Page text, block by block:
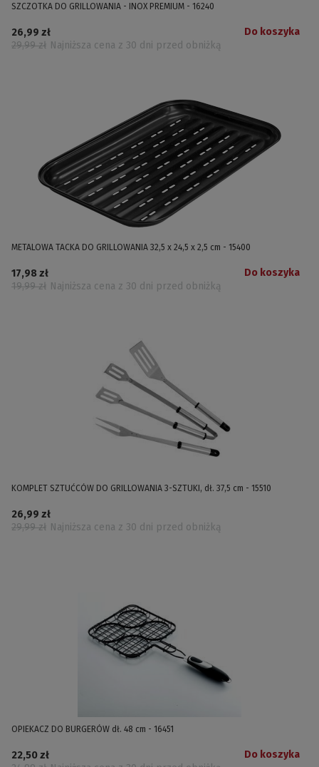
SZCZOTKA DO GRILLOWANIA - INOX PREMIUM - 16240
26,99 zł
29,99 zł Najniższa cena z 30 dni przed obniżką
Do koszyka
METALOWA TACKA DO GRILLOWANIA 32,5 x 24,5 x 2,5 cm - 15400
17,98 zł
19,99 zł Najniższa cena z 30 dni przed obniżką
Do koszyka
KOMPLET SZTUĆCÓW DO GRILLOWANIA 3-SZTUKI, dł. 37,5 cm - 15510
26,99 zł
29,99 zł Najniższa cena z 30 dni przed obniżką
OPIEKACZ DO BURGERÓW dł. 48 cm - 16451
22,50 zł
Do koszyka